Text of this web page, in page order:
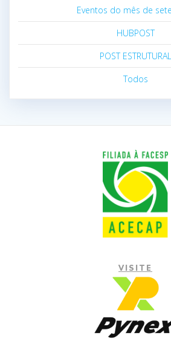
Eventos do mês de
HUBPOST
POST ESTRUTURAL
Todos
VISITE